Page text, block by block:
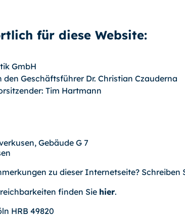
für diese Website:
GmbH
Geschäftsführer Dr. Christian Czauderna
Tim Hartmann
Gebäude G 7
zu dieser Internetseite? Schreiben
finden Sie hier.
HRB 49820